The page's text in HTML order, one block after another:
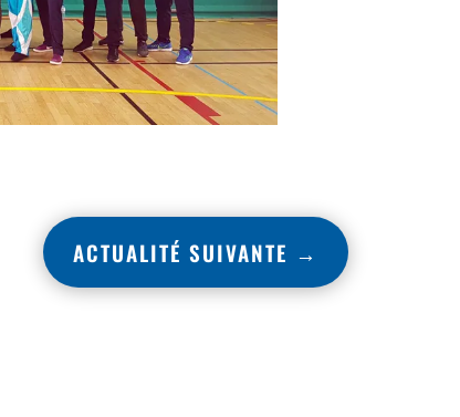
ACTUALITÉ SUIVANTE →